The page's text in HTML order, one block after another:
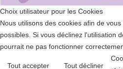
Choix utilisateur pour les Cookies
Nous utilisons des cookies afin de
possibles. Si vous déclinez l'utilisation
pourrait ne pas fonctionner
Tout accepter Tout décliner